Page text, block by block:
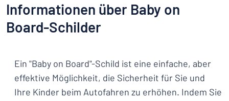
Informationen über Baby on
Board-Schilder
Ein "Baby on Board"-Schild ist eine einfache, aber
effektive Möglichkeit, die Sicherheit für Sie und
Ihre Kinder beim Autofahren zu erhöhen. Indem Sie